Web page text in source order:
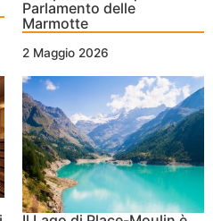
Parlamento delle
Marmotte
2 Maggio 2026